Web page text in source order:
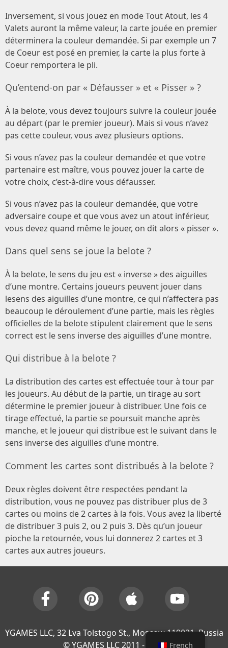
Inversement, si vous jouez en mode Tout Atout, les 4
Valets auront la même valeur, la carte jouée en premier
déterminera la couleur demandée. Si par exemple un 7
de Coeur est posé en premier, la carte la plus forte à
Coeur remportera le pli.
Qu’entend-on par « Défausser » et « Pisser » ?
À la belote, vous devez toujours suivre la couleur jouée
au départ (par le premier joueur). Mais si vous n’avez
pas cette couleur, vous avez plusieurs options.
Si vous n’avez pas la couleur demandée et que votre
partenaire est maître, vous pouvez jouer la carte de
votre choix, c’est-à-dire vous défausser.
Si vous n’avez pas la couleur demandée, que votre
adversaire coupe et que vous avez un atout inférieur,
vous devez quand même le jouer, on dit alors « pisser ».
Dans quel sens se joue la belote ?
À la belote, le sens du jeu est « inverse » des aiguilles
d’une montre. Certains joueurs peuvent jouer dans
lesens des aiguilles d’une montre, ce qui n’affectera pas
beaucoup le déroulement d’une partie, mais les règles
officielles de la belote stipulent clairement que le sens
correct est le sens inverse des aiguilles d’une montre.
Qui distribue à la belote ?
La distribution des cartes est effectuée tour à tour par
les joueurs. Au début de la partie, un tirage au sort
détermine le premier joueur à distribuer. Une fois ce
tirage effectué, la partie se poursuit manche après
manche, et le joueur qui distribue est le suivant dans le
sens inverse des aiguilles d’une montre.
Comment les cartes sont distribués à la belote ?
Deux règles doivent être respectées pendant la
distribution, vous ne pouvez pas distribuer plus de 3
cartes ou moins de 2 cartes à la fois. Vous avez la liberté
de distribuer 3 puis 2, ou 2 puis 3. Dès qu’un joueur
pioche la retournée, vous lui donnerez 2 cartes et 3
cartes aux autres joueurs.
YGAMES LLC, 32 Lva Tolstogo St., Moscow 119021, Russia
© YGAMES LLC 2011 - 2026 French